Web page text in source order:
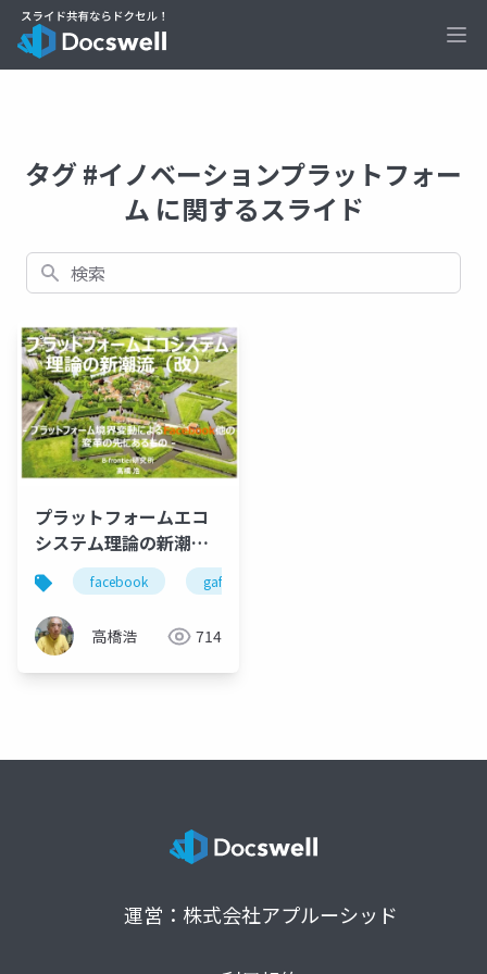
タグ #イノベーションプラットフォー
ム に関するスライド
検索
プラットフォームエコ
システム理論の新潮流
（改）facebook gafa
高橋浩 714
運営：株式会社アプルーシッド